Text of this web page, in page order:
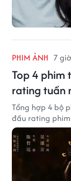
PHIM ẢNH 7
Top 4 phim
rating tuần
Tổng hợp 4 bộ
đầu rating